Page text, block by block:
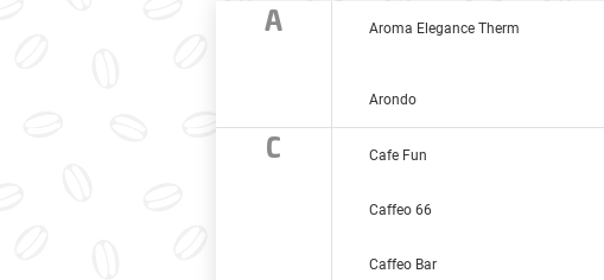
A Aroma Elegance Therm
Arondo
C Cafe Fun
Caffeo 66
Caffeo Bar